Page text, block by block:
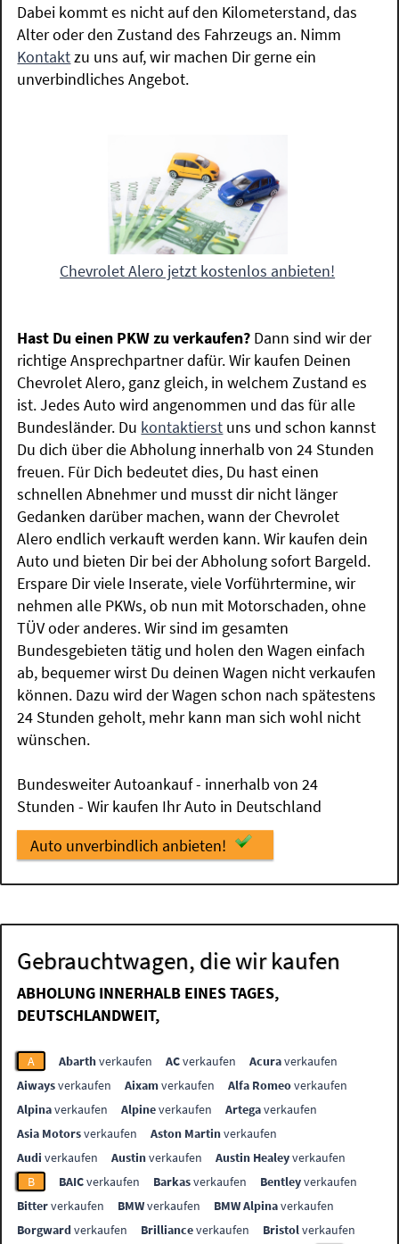
Dabei kommt es nicht auf den Kilometerstand, das
Alter oder den Zustand des Fahrzeugs an. Nimm
Kontaktzu uns auf, wir machen Dir gerne ein
unverbindliches Angebot.
Chevrolet Alero jetzt kostenlos anbieten!
Hast Du einen PKW zu verkaufen? Dann sind wir der
richtige Ansprechpartner dafür. Wir kaufen Deinen
Chevrolet Alero, ganz gleich, in welchem Zustand es
ist. Jedes Auto wird angenommen und das für alle
Bundesländer. Du kontaktierst uns und schon kannst
Du dich über die Abholung innerhalb von 24 Stunden
freuen. Für Dich bedeutet dies, Du hast einen
schnellen Abnehmer und musst dir nicht länger
Gedanken darüber machen, wann der Chevrolet
Alero endlich verkauft werden kann. Wir kaufen dein
Auto und bieten Dir bei der Abholung sofort Bargeld.
Erspare Dir viele Inserate, viele Vorführtermine, wir
nehmen alle PKWs, ob nun mit Motorschaden, ohne
TÜV oder anderes. Wir sind im gesamten
Bundesgebieten tätig und holen den Wagen einfach
ab, bequemer wirst Du deinen Wagen nicht verkaufen
können. Dazu wird der Wagen schon nach spätestens
24 Stunden geholt, mehr kann man sich wohl nicht
wünschen.
Bundesweiter Autoankauf - innerhalb von 24
Stunden - Wir kaufen Ihr Auto in Deutschland
Auto unverbindlich anbieten!
Gebrauchtwagen, die wir kaufen
ABHOLUNG INNERHALB EINES TAGES,
DEUTSCHLANDWEIT,
A Abarthverkaufen ACverkaufen Acuraverkaufen
Aiwaysverkaufen Aixamverkaufen Alfa Romeoverkaufen
Alpinaverkaufen Alpineverkaufen Artegaverkaufen
Asia Motorsverkaufen Aston Martinverkaufen
Audi verkaufen Austinverkaufen Austin Healeyverkaufen
B
BAICverkaufen Barkasverkaufen Bentleyverkaufen
Bitterverkaufen BMWverkaufen BMW Alpinaverkaufen
Borgwardverkaufen Brillianceverkaufen Bristolverkaufen